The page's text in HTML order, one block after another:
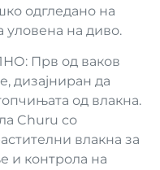
одгледано на
на диво.
Прв од ваков
дизајниран да
од влакна.
Churu со
влакна за
и контрола на